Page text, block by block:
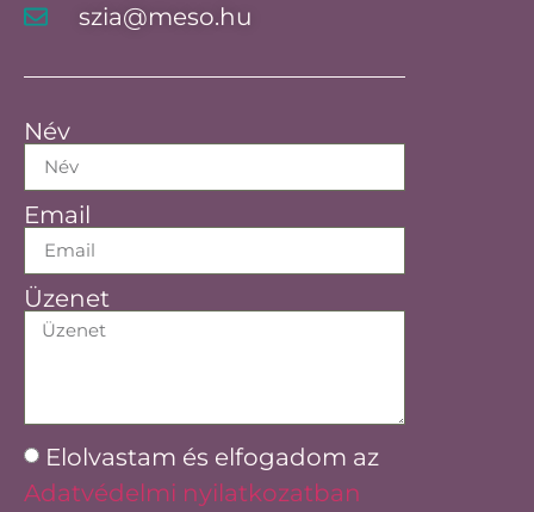
szia@meso.hu
Név
Email
Üzenet
Elolvastam és elfogadom az
Adatvédelmi nyilatkozatban